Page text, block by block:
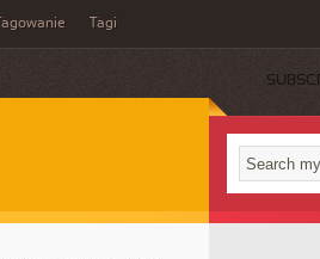
Tagowanie Tagi